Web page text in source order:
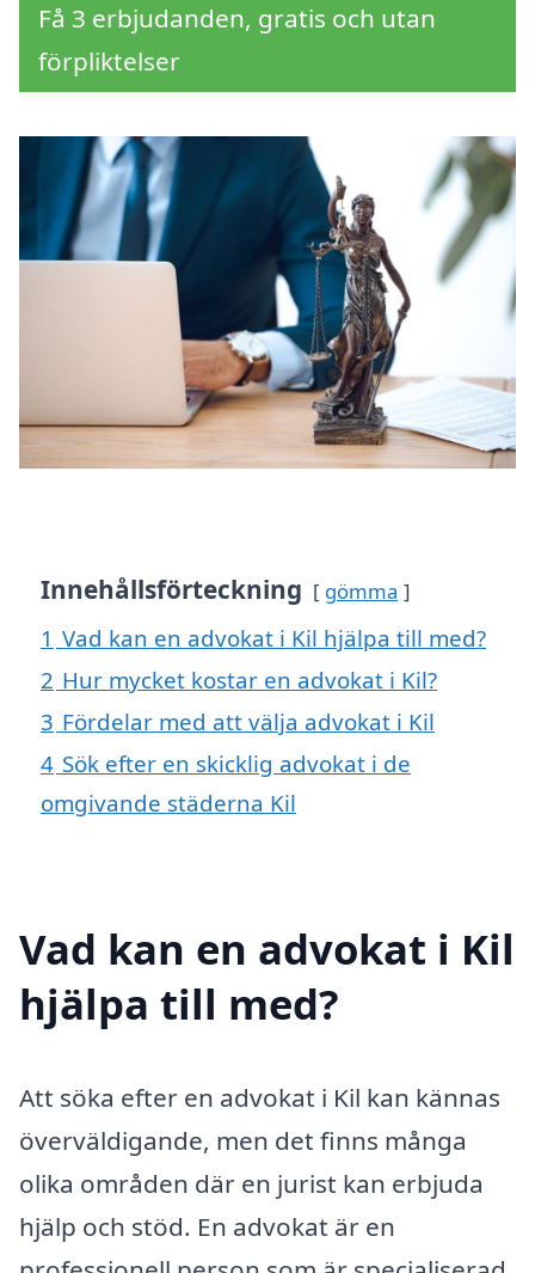
Få 3 erbjudanden, gratis och utan
förpliktelser
Innehållsförteckning gömma
1 Vad kan en advokat i Kil hjälpa till med?
2 Hur mycket kostar en advokat i Kil?
3 Fördelar med att välja advokat i Kil
4 Sök efter en skicklig advokat i de
omgivande städerna Kil
Vad kan en advokat i Kil
hjälpa till med?
Att söka efter en advokat i Kil kan kännas
överväldigande, men det finns många
olika områden där en jurist kan erbjuda
hjälp och stöd. En advokat är en